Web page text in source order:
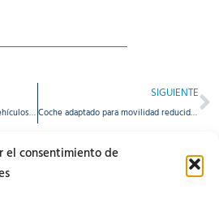
el consentimiento de
¿Qué es un kit de rebaje para vehículos y para qué sirve?
SIGUIENTE
Coche adaptado para movilidad reducida: todo lo que necesitas saber